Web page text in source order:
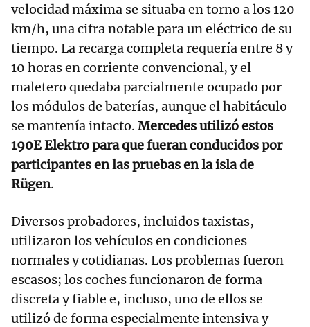
velocidad máxima se situaba en torno a los 120
km/h, una cifra notable para un eléctrico de su
tiempo. La recarga completa requería entre 8 y
10 horas en corriente convencional, y el
maletero quedaba parcialmente ocupado por
los módulos de baterías, aunque el habitáculo
se mantenía intacto. Mercedes utilizó estos
190E Elektro para que fueran conducidos por
participantes en las pruebas en la isla de
Rügen.
Diversos probadores, incluidos taxistas,
utilizaron los vehículos en condiciones
normales y cotidianas. Los problemas fueron
escasos; los coches funcionaron de forma
discreta y fiable e, incluso, uno de ellos se
utilizó de forma especialmente intensiva y